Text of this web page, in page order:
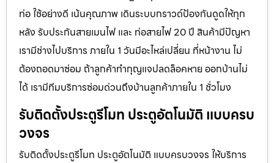
ท่อ ใช้อย่างดี เน้นคุณภาพ เดินระบบกราวด์ป้องกันดูดให้ทุก
หลัง รับประกันสายเมนไฟ และ ท่อสายไฟ 20 ปี สินค้ามีปัญหา
เรามีช่างไปบริการ ภายใน 1 วันมีอะไหล่เปลี่ยน ที่หน้างาน ไม่
ต้องถอดมาซ่อม ถ้าลูกค้าทำกุญแจปลดล็อคหาย ออกบ้านไม่
ได้ เรามีทีมบริการซ่อมด่วนถึงบ้านลูกค้าภายใน 1 ชั่วโมง
รับติดตั้งประตูรีโมท ประตูอัตโนมัติ แบบครบ
วงจร
รับติดตั้งประตูรีโมท ประตูอัตโนมัติ แบบครบวงจร ให้บริการ